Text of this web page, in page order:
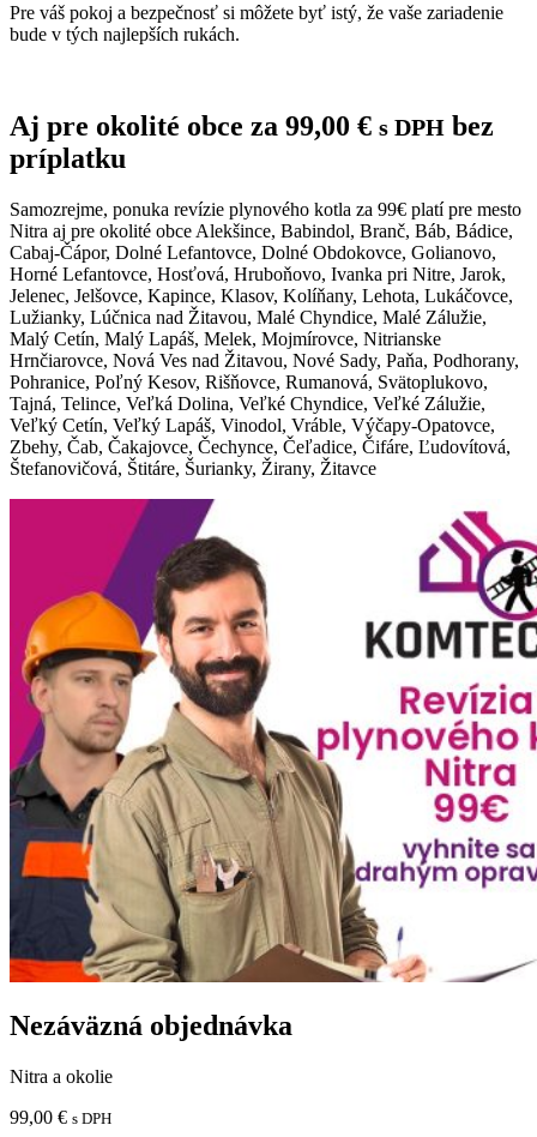
Pre váš pokoj a bezpečnosť si môžete byť istý, že vaše zariadenie
bude v tých najlepších rukách.
Aj pre okolité obce za 99,00 € s DPH bez
príplatku
Samozrejme, ponuka revízie plynového kotla za 99€ platí pre mesto
Nitra aj pre okolité obce Alekšince, Babindol, Branč, Báb, Bádice,
Cabaj-Čápor, Dolné Lefantovce, Dolné Obdokovce, Golianovo,
Horné Lefantovce, Hosťová, Hruboňovo, Ivanka pri Nitre, Jarok,
Jelenec, Jelšovce, Kapince, Klasov, Kolíňany, Lehota, Lukáčovce,
Lužianky, Lúčnica nad Žitavou, Malé Chyndice, Malé Zálužie,
Malý Cetín, Malý Lapáš, Melek, Mojmírovce, Nitrianske
Hrnčiarovce, Nová Ves nad Žitavou, Nové Sady, Paňa, Podhorany,
Pohranice, Poľný Kesov, Rišňovce, Rumanová, Svätoplukovo,
Tajná, Telince, Veľká Dolina, Veľké Chyndice, Veľké Zálužie,
Veľký Cetín, Veľký Lapáš, Vinodol, Vráble, Výčapy-Opatovce,
Zbehy, Čab, Čakajovce, Čechynce, Čeľadice, Čifáre, Ľudovítová,
Štefanovičová, Štitáre, Šurianky, Žirany, Žitavce
Nezáväzná objednávka
Nitra a okolie
99,00 € s DPH